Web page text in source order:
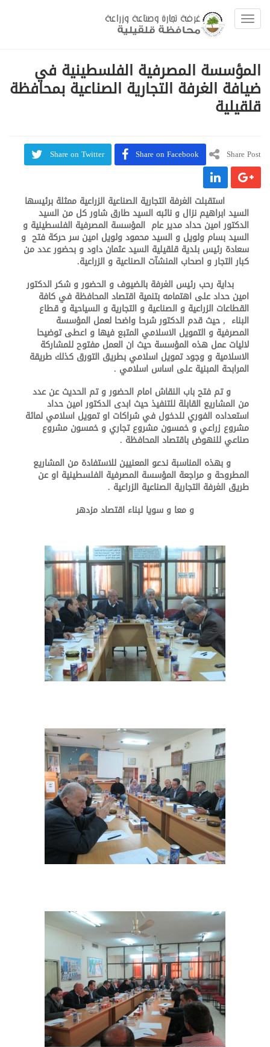
Toggle navigation
المؤسسة المصرفية الفلسطينية في
ضيافة الغرفة التجارية الصناعية بمحافظة
قلقيلية
Share Post
Share on Facebook
Share on Twitter
استقبلت الغرفة التجارية الصناعية الزراعية ممثلة برئيسها
السيد ابراهيم نزال و نائبه السيد طارق شاور كل من السيد
الدكتور امين حداد مدير عام المؤسسة المصرفية الفلسطينية و
السيد بسام ولويل و السيد محمود ولويل امين سر حركة فتح و
سعادة رئيس بلدية قلقيلية السيد عثمان داود و بحضور عدد من
كبار التجار و اصحاب المنشآت الصناعية و الزراعية.
بداية رحب رئيس الغرفة بالضيوف و الحضور و شكر الدكتور
امين حداد على اهتمامه بتنمية اقتصاد المحافظة في كافة
القطاعات الزراعية و الصناعية و التجارية و السياحية و قطاع
البناء , حيث قدم الدكتور شرحا واضحا لعمل المؤسسة
المصرفية و التمويل الاسلامي المتبع فيها و اعطى توضيحا
لاليات عمل هذه المؤسسة حيث ان العمل مفتوح للمشاركة
الاسلامية و وجود تمويل اسلامي بطريق التورق كذلك طريقة
المرابحة المبنية على اساس اسلامي .
و تم فتح باب النقاش امام الحضور و تم الحديث عن عدد
من المشاريع القابلة للتنفيذ حيث ابدى الدكتور امين حداد
استعداده الفوري للدخول في شراكات او تمويل اسلامي لمائة
مشروع زراعي و خمسون مشروع تجاري و خمسون مشروع
صناعي للنهوض باقتصاد المحافظة .
و بهذه المناسبة ندعو المعنيين للاستفادة من المشاريع
المطروحة و مراجعة المؤسسة المصرفية الفلسطينية او عن
طريق الغرفة التجارية الصناعية الزراعية .
و معا و سويا لبناء اقتصاد مزدهر